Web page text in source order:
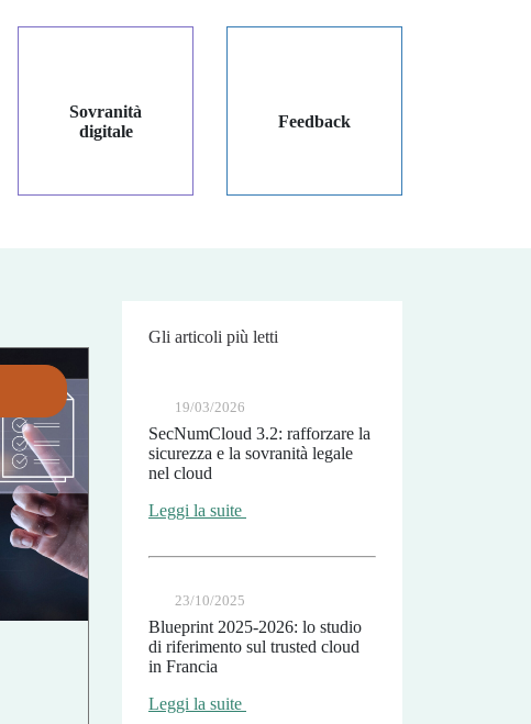
Sovranità
digitale
Feedback
Gli articoli più letti
19/03/2026
SecNumCloud 3.2: rafforzare la
sicurezza e la sovranità legale
nel cloud
Leggi la suite
23/10/2025
Blueprint 2025-2026: lo studio
di riferimento sul trusted cloud
in Francia
Leggi la suite